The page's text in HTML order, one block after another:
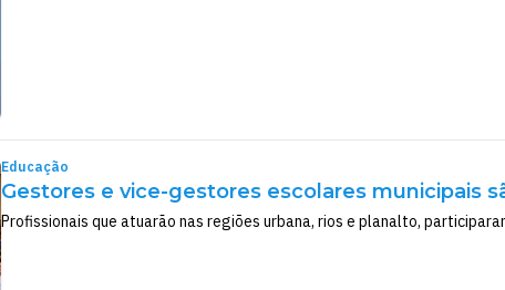
Educação
Gestores e vice-gestores escolares municipais
Profissionais que atuarão nas regiões urbana, rios e planalto,